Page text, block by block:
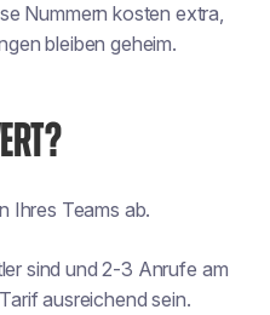
Nummern kosten extra,
bleiben geheim.
Ihres Teams ab.
sind und 2-3 Anrufe am
ausreichend sein.